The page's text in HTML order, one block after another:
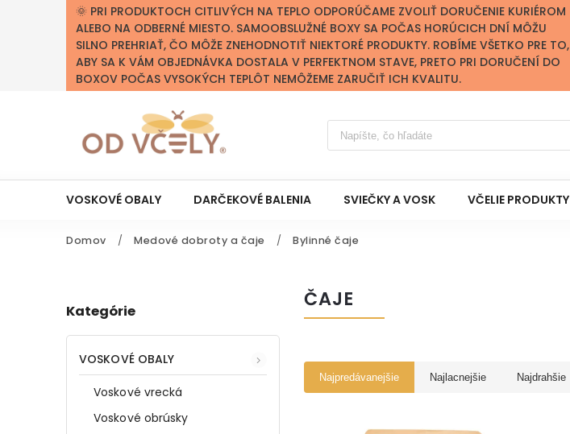
🌞 PRI PRODUKTOCH CITLIVÝCH NA TEPLO ODPORÚČAME ZVOLIŤ DORUČENIE KURIÉROM
ALEBO NA ODBERNÉ MIESTO. SAMOOBSLUŽNÉ BOXY SA POČAS HORÚCICH DNÍ MÔŽU
SILNO PREHRIAŤ, ČO MÔŽE ZNEHODNOTIŤ NIEKTORÉ PRODUKTY. ROBÍME VŠETKO PRE TO,
ABY SA K VÁM OBJEDNÁVKA DOSTALA V PERFEKTNOM STAVE, PRETO PRI DORUČENÍ DO
BOXOV POČAS VYSOKÝCH TEPLÔT NEMÔŽEME ZARUČIŤ ICH KVALITU.
VOSKOVÉ OBALY DARČEKOVÉ BALENIA SVIEČKY A VOSK VČELIE PRODUKTY
Domov / Medové dobroty a čaje / Bylinné čaje
Kategórie
VOSKOVÉ OBALY
Voskové vrecká
Voskové obrúsky
ČAJE
Najpredávanejšie Najlacnejšie Najdrahšie